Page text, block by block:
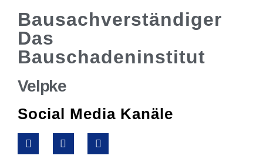
Bausachverständiger
Das
Bauschadeninstitut
Velpke
Social Media Kanäle